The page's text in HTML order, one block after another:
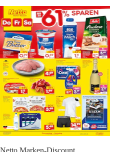
Netto Marken-Discount